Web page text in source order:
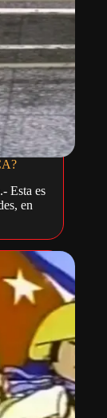
Esta es
en